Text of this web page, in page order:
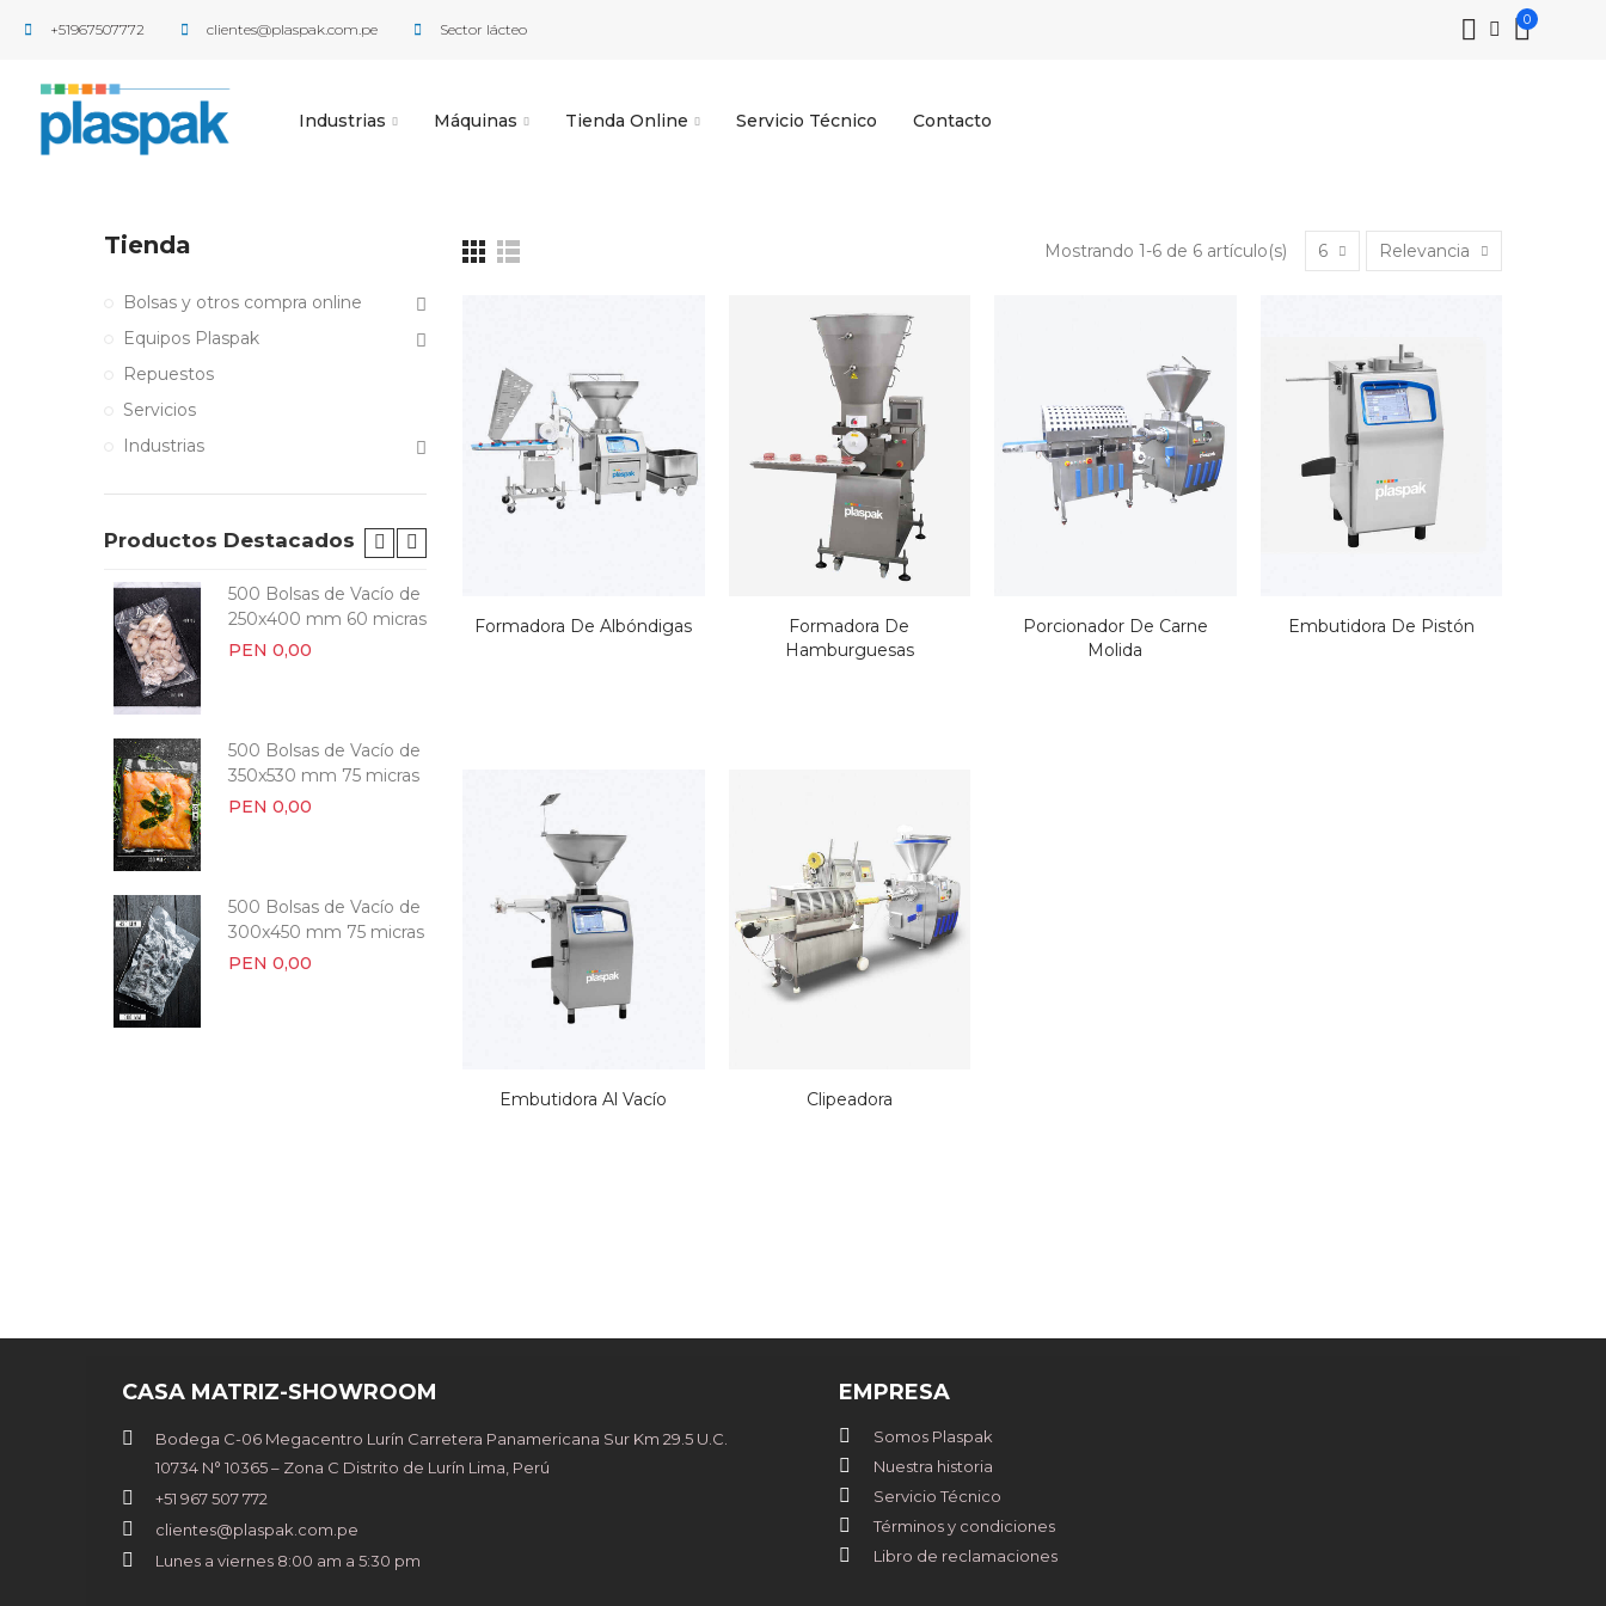
+51967507772 clientes@plaspak.com.pe Sector lácteo
0
Industrias Máquinas Tienda Online Servicio Técnico Contacto
Mostrando 1-6 de 6 artículo(s) 6 Relevancia
Formadora De Albóndigas
Formadora De
Hamburguesas
Porcionador De Carne
Molida
Embutidora De Pistón
Embutidora Al Vacío Clipeadora
Tienda
Bolsas y otros compra online
Equipos Plaspak
Repuestos
Servicios
Industrias
Productos Destacados
500 Bolsas de Vacío de
250x400 mm 60 micras
PEN 0,00
500 Bolsas de Vacío de
350x530 mm 75 micras
PEN 0,00
500 Bolsas de Vacío de
300x450 mm 75 micras
PEN 0,00
de 150x240 mm 75
PEN 0,00
220X600 Mm | 500
Bolsas | 90 Micras
PEN 0,00
250x400 mm 60 micras
500 Bolsas de Vacío de
300x450 mm 75 micras
PEN 0,00
CASA MATRIZ-SHOWROOM
Bodega C-06 Megacentro Lurín Carretera Panamericana Sur Km 29.5 U.C.
10734 N° 10365 – Zona C Distrito de Lurín Lima, Perú
+51 967 507 772
clientes@plaspak.com.pe
Lunes a viernes 8:00 am a 5:30 pm
EMPRESA
Somos Plaspak
Nuestra historia
Servicio Técnico
Términos y condiciones
Libro de reclamaciones